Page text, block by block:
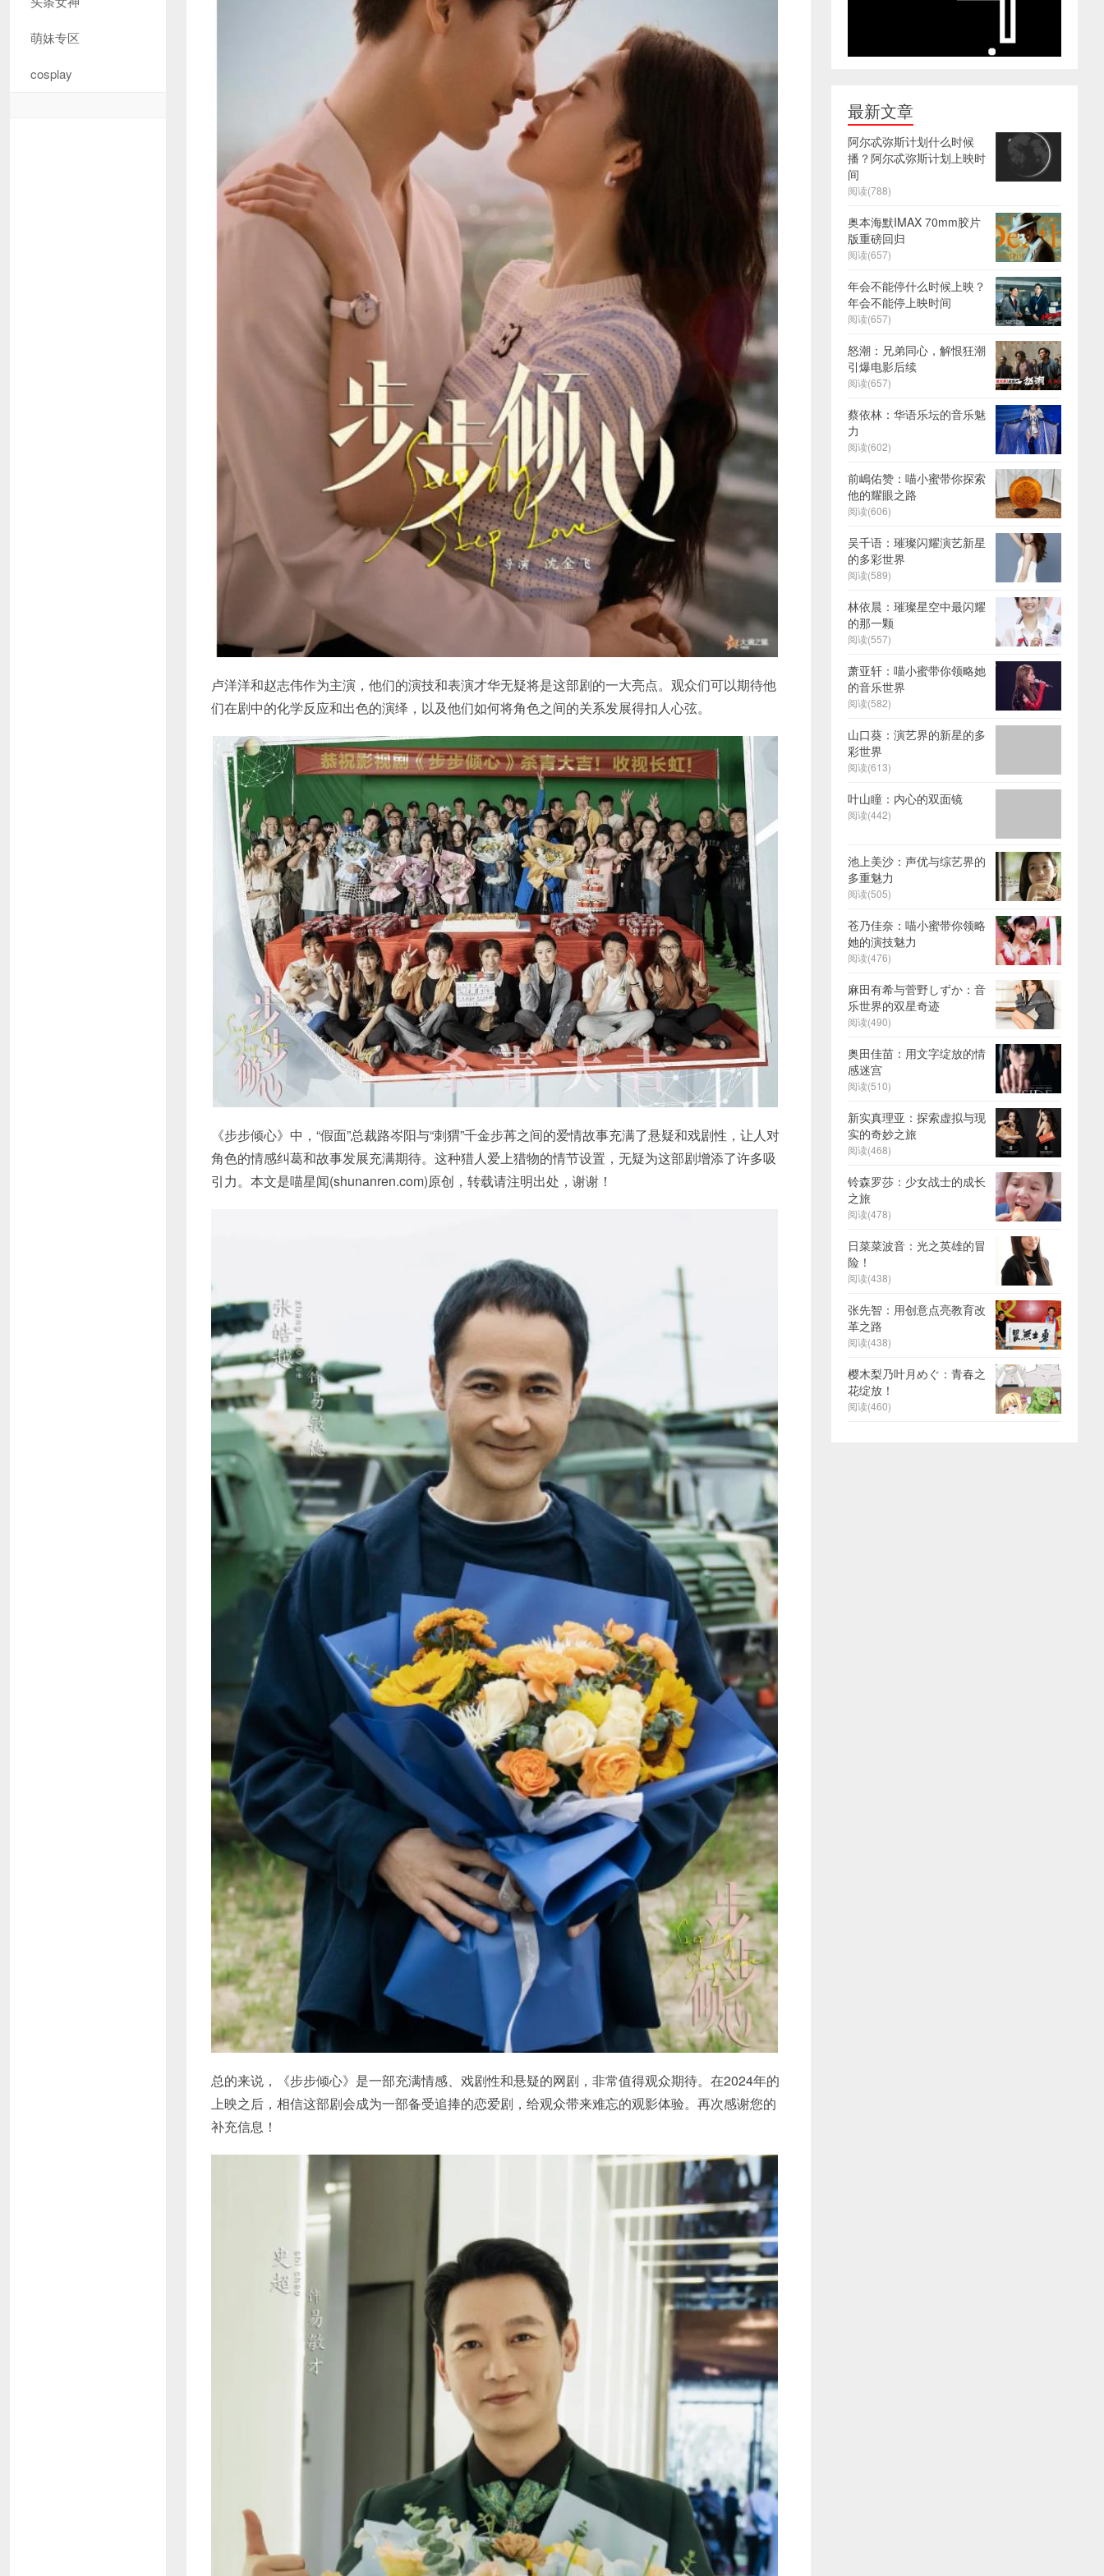
萌妹专区
cosplay
卢洋洋和赵志伟作为主演，他们的演技和表演才华无疑将是这部剧的一大亮点。观众们可以期待他
们在剧中的化学反应和出色的演绎，以及他们如何将角色之间的关系发展得扣人心弦。
《步步倾心》中，“假面”总裁路岑阳与“刺猬”千金步苒之间的爱情故事充满了悬疑和戏剧性，让人对
角色的情感纠葛和故事发展充满期待。这种猎人爱上猎物的情节设置，无疑为这部剧增添了许多吸
引力。本文是喵星闻(shunanren.com)原创，转载请注明出处，谢谢！
总的来说，《步步倾心》是一部充满情感、戏剧性和悬疑的网剧，非常值得观众期待。在2024年的
上映之后，相信这部剧会成为一部备受追捧的恋爱剧，给观众带来难忘的观影体验。再次感谢您的
补充信息！
最新文章
阿尔忒弥斯计划什么时候
播？阿尔忒弥斯计划上映时
间
阅读(788)
奥本海默IMAX 70mm胶片
版重磅回归
阅读(657)
年会不能停什么时候上映？
年会不能停上映时间
阅读(657)
怒潮：兄弟同心，解恨狂潮
引爆电影后续
阅读(657)
蔡依林：华语乐坛的音乐魅
力
阅读(602)
前嶋佑赞：喵小蜜带你探索
他的耀眼之路
阅读(606)
吴千语：璀璨闪耀演艺新星
的多彩世界
阅读(589)
林依晨：璀璨星空中最闪耀
的那一颗
阅读(557)
萧亚轩：喵小蜜带你领略她
的音乐世界
阅读(582)
山口葵：演艺界的新星的多
彩世界
阅读(613)
叶山瞳：内心的双面镜
阅读(442)
池上美沙：声优与综艺界的
多重魅力
阅读(505)
苍乃佳奈：喵小蜜带你领略
她的演技魅力
阅读(476)
麻田有希与菅野しずか：音
乐世界的双星奇迹
阅读(490)
奥田佳苗：用文字绽放的情
感迷宫
阅读(510)
新实真理亚：探索虚拟与现
实的奇妙之旅
阅读(468)
铃森罗莎：少女战士的成长
之旅
阅读(478)
日菜菜波音：光之英雄的冒
险！
阅读(438)
张先智：用创意点亮教育改
革之路
阅读(438)
樱木梨乃叶月めぐ：青春之
花绽放！
阅读(460)